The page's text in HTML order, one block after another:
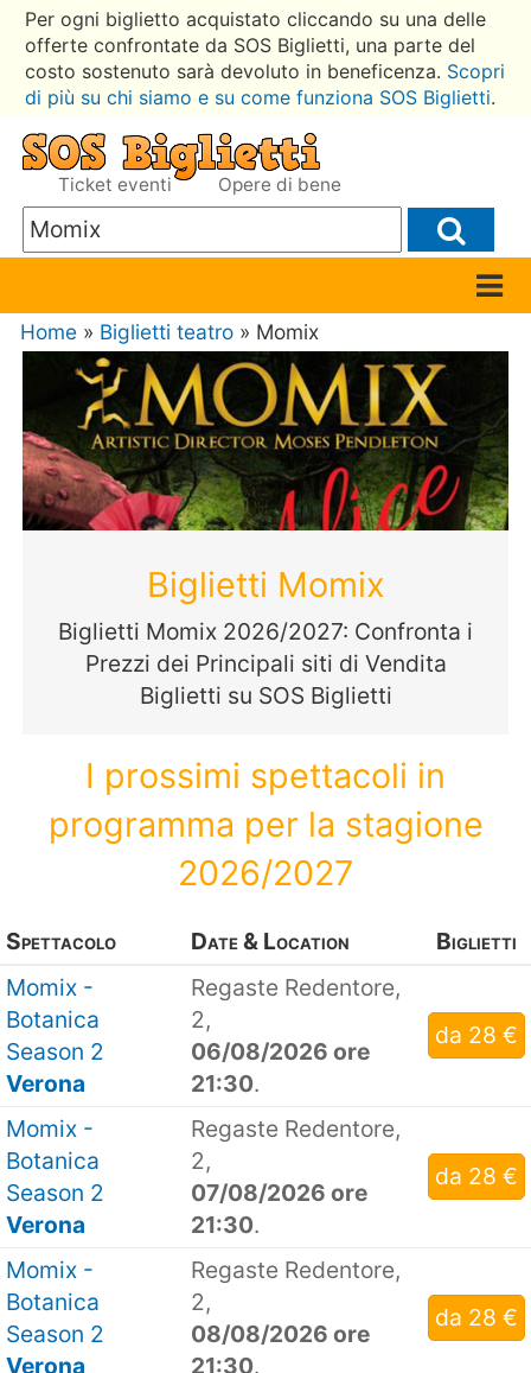
Per ogni biglietto acquistato cliccando su una delle
offerte confrontate da SOS Biglietti, una parte del
costo sostenuto sarà devoluto in beneficenza. Scopri
di più su chi siamo e su come funziona SOS Biglietti.
Ticket eventi Opere di bene
Home » Biglietti teatro » Momix
Biglietti Momix
Biglietti Momix 2026/2027: Confronta i
Prezzi dei Principali siti di Vendita
Biglietti su SOS Biglietti
I prossimi spettacoli in
programma per la stagione
2026/2027
Spettacolo Date & Location
Biglietti
Momix -
Botanica
Season 2
Verona
Regaste Redentore,
2,
06/08/2026 ore
21:30.
da 28 €
Momix -
Botanica
Season 2
Verona
Regaste Redentore,
2,
07/08/2026 ore
21:30.
da 28 €
Momix -
Botanica
Season 2
Verona
Regaste Redentore,
2,
08/08/2026 ore
21:30.
da 28 €